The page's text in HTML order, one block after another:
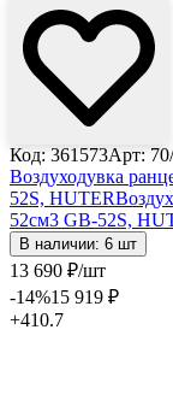
Код: 361573Арт:
Воздуходувка
52S, HUTER
52см3 GB-52S,
В наличии: 6 шт
13 690 ₽/шт
-14%15 919 ₽
+410.7